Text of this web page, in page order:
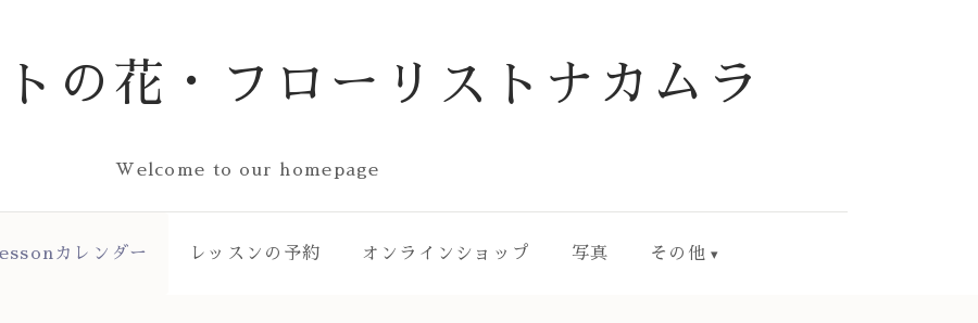
の花・フローリストナカムラ
Welcome to our homepage
カレンダー レッスンの予約 オンラインショップ 写真 その他